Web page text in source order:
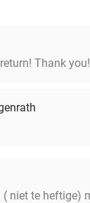
Thank you!
niet te heftige)